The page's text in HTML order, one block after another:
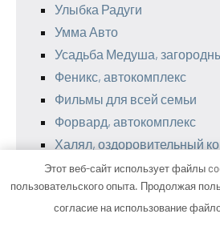
Улыбка Радуги
Умма Авто
Усадьба Медуша,
Феникс, автокомплекс
Фильмы для всей семьи
Форвард, автокомплекс
Халял, оздоровительный
Хижина рыбака, баня
Хуторок, база отдыха
Царская Охота, сауна
Этот веб-сайт использует файлы
пользовательского опыта. Продолжая
согласие на использование